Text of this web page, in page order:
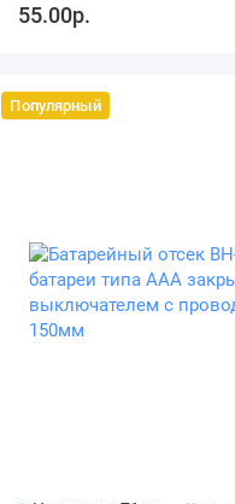
55.00р.
Популярный